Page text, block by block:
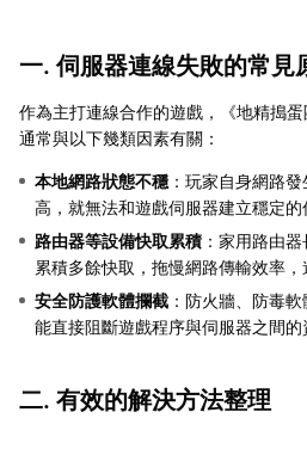
一. 伺服器連線失敗的常見
作為主打連線合作的遊戲，《地精搗
通常與以下幾類因素有關：
本地網路狀態不穩 ：玩家自身網路
高，就無法和遊戲伺服器建立穩定的
路由器等設備快取累積 ：家用路由
累積多餘快取，拖慢網路傳輸效率，
安全防護軟體攔截 ：防火牆、防毒
能直接阻斷遊戲程序與伺服器之間的
二. 有效的解決方法整理